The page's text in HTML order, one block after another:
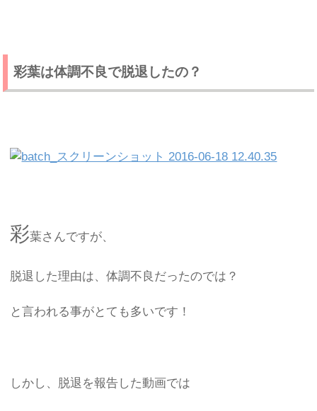
彩葉は体調不良で脱退したの？
彩葉さんですが、
脱退した理由は、体調不良だったのでは？
と言われる事がとても多いです！
しかし、脱退を報告した動画では